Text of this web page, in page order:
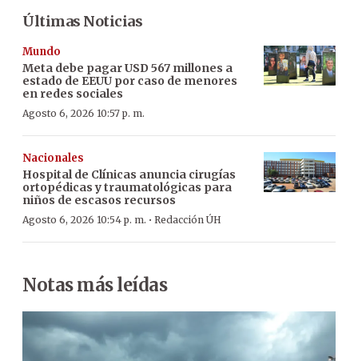
Últimas Noticias
Mundo
Meta debe pagar USD 567 millones a
estado de EEUU por caso de menores
en redes sociales
Agosto 6, 2026 10:57 p. m.
Nacionales
Hospital de Clínicas anuncia cirugías
ortopédicas y traumatológicas para
niños de escasos recursos
Agosto 6, 2026 10:54 p. m. · Redacción ÚH
Notas más leídas